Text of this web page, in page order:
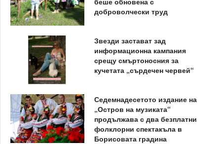
доброволчески труд
Звезди застават зад
информационна кампания
срещу смъртоносния за
кучетата „сърдечен червей“
Седемнадесетото издание на
„Остров на музиката“
продължава с два безплатни
фолклорни спектакъла в
Борисовата градина